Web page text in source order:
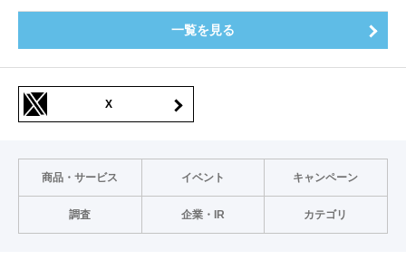
一覧を見る
X
商品・サービス イベント キャンペーン
調査 企業・IR カテゴリ